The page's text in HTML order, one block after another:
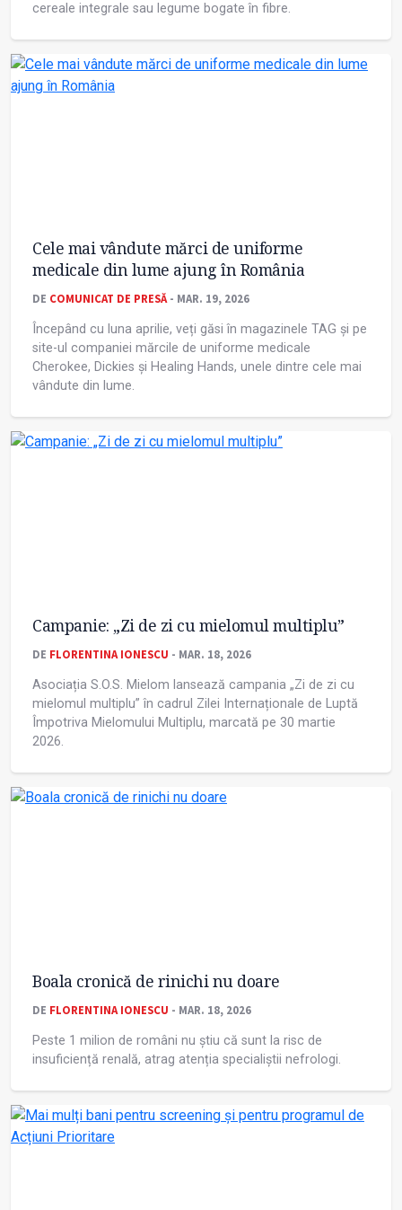
cereale integrale sau legume bogate în fibre.
Cele mai vândute mărci de uniforme
medicale din lume ajung în România
DE COMUNICAT DE PRESĂ- MAR. 19, 2026
Începând cu luna aprilie, veți găsi în magazinele TAG și pe
site-ul companiei mărcile de uniforme medicale
Cherokee, Dickies și Healing Hands, unele dintre cele mai
vândute din lume.
Campanie: „Zi de zi cu mielomul multiplu”
DE FLORENTINA IONESCU - MAR. 18, 2026
Asociația S.O.S. Mielom lansează campania „Zi de zi cu
mielomul multiplu” în cadrul Zilei Internaționale de Luptă
Împotriva Mielomului Multiplu, marcată pe 30 martie
2026.
Boala cronică de rinichi nu doare
DE FLORENTINA IONESCU - MAR. 18, 2026
Peste 1 milion de români nu știu că sunt la risc de
insuficiență renală, atrag atenția specialiștii nefrologi.